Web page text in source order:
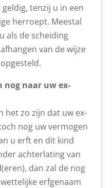
tenzij u in een
herroept. Meestal
als de scheiding
van de wijze
nog naar uw ex-
het zo zijn dat uw ex-
nog uw vermogen
u erft en dit kind
achterlating van
dan zal de nog
erfgenaam